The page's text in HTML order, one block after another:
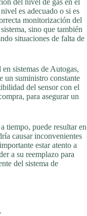
del nivel de gas en el
es adecuado o si es
monitorización del
sino que también
situaciones de falta de
sistemas de Autogas,
un suministro constante
del sensor con el
para asegurar un
tiempo, puede resultar en
causar inconvenientes
estar atento a
a su reemplazo para
del sistema de